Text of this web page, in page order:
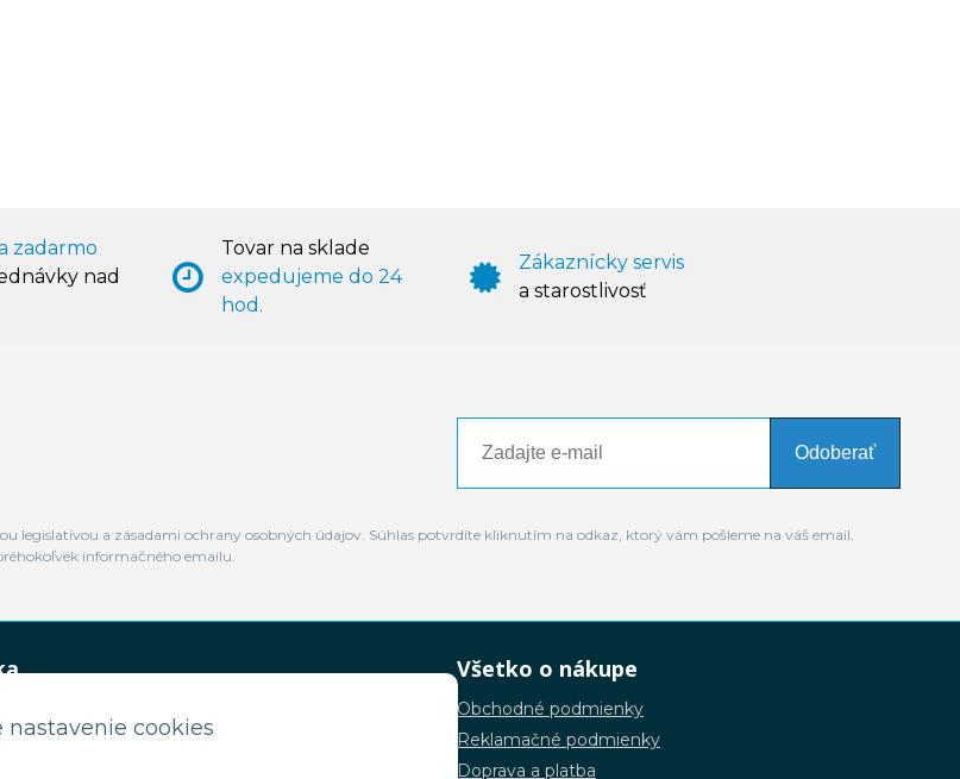
nastavenie cookies
zadarmo
nad
Tovar na sklade
expedujeme do 24
hod.
Zákaznícky servis
a starostlivosť
Odoberať
legislatívou a zásadami ochrany osobných údajov. Súhlas potvrdíte kliknutím na odkaz, ktorý vám pošleme na váš email.
informačného emailu.
449 364
Všetko o nákupe
Obchodné podmienky
Reklamačné podmienky
Doprava a platba